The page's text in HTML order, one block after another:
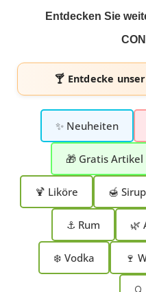
Entdecken Sie
🍸 Entdecke
✨ Neuheiten
🎁 Gratis Artikel
🍹 Liköre 🍯 Sirup
⚓ Rum 🌿
❄️ Vodka 🍷